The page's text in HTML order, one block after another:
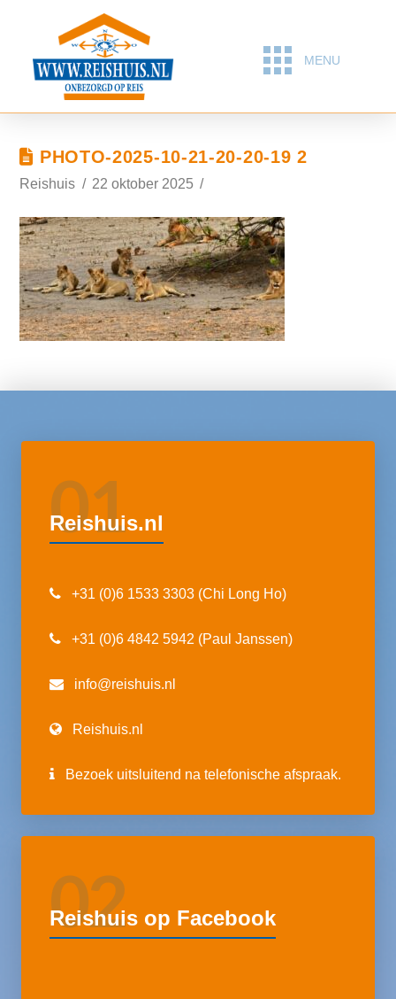
MENU
PHOTO-2025-10-21-20-20-19 2
Reishuis 22 oktober 2025
01
Reishuis.nl
+31 (0)6 1533 3303 (Chi Long Ho)
+31 (0)6 4842 5942 (Paul Janssen)
info@reishuis.nl
Reishuis.nl
Bezoek uitsluitend na telefonische afspraak.
02
Reishuis op Facebook